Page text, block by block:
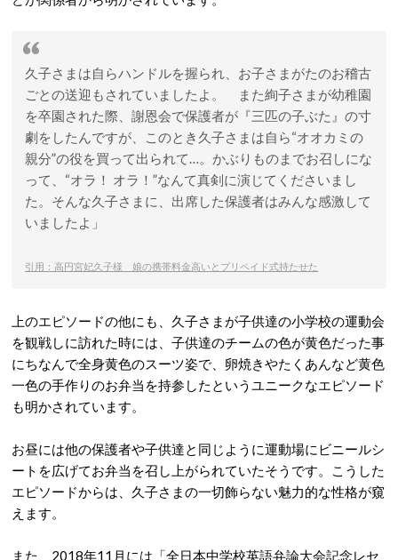
久子さまは自らハンドルを握られ、お子さまがたのお稽古
ごとの送迎もされていましたよ。 また絢子さまが幼稚園
を卒園された際、謝恩会で保護者が『三匹の子ぶた』の寸
劇をしたんですが、このとき久子さまは自ら“オオカミの
親分”の役を買って出られて…。かぶりものまでお召しにな
って、“オラ！ オラ！”なんて真剣に演じてくださいまし
た。そんな久子さまに、出席した保護者はみんな感激して
いましたよ」
引用：高円宮妃久子様 娘の携帯料金高いとプリペイド式持たせた
上のエピソードの他にも、久子さまが子供達の小学校の運動会
を観戦しに訪れた時には、子供達のチームの色が黄色だった事
にちなんで全身黄色のスーツ姿で、卵焼きやたくあんなど黄色
一色の手作りのお弁当を持参したというユニークなエピソード
も明かされています。
お昼には他の保護者や子供達と同じように運動場にビニールシ
ートを広げてお弁当を召し上がられていたそうです。こうした
エピソードからは、久子さまの一切飾らない魅力的な性格が窺
えます。
また、2018年11月には「全日本中学校英語弁論大会記念レセ